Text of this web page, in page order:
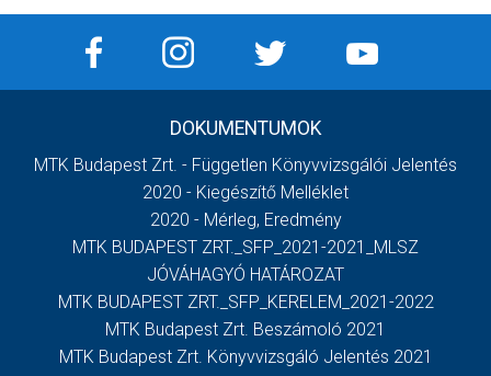
DOKUMENTUMOK
MTK Budapest Zrt. - Független Könyvvizsgálói Jelentés
2020 - Kiegészítő Melléklet
2020 - Mérleg, Eredmény
MTK BUDAPEST ZRT._SFP_2021-2021_MLSZ
JÓVÁHAGYÓ HATÁROZAT
MTK BUDAPEST ZRT._SFP_KERELEM_2021-2022
MTK Budapest Zrt. Beszámoló 2021
MTK Budapest Zrt. Könyvvizsgáló Jelentés 2021